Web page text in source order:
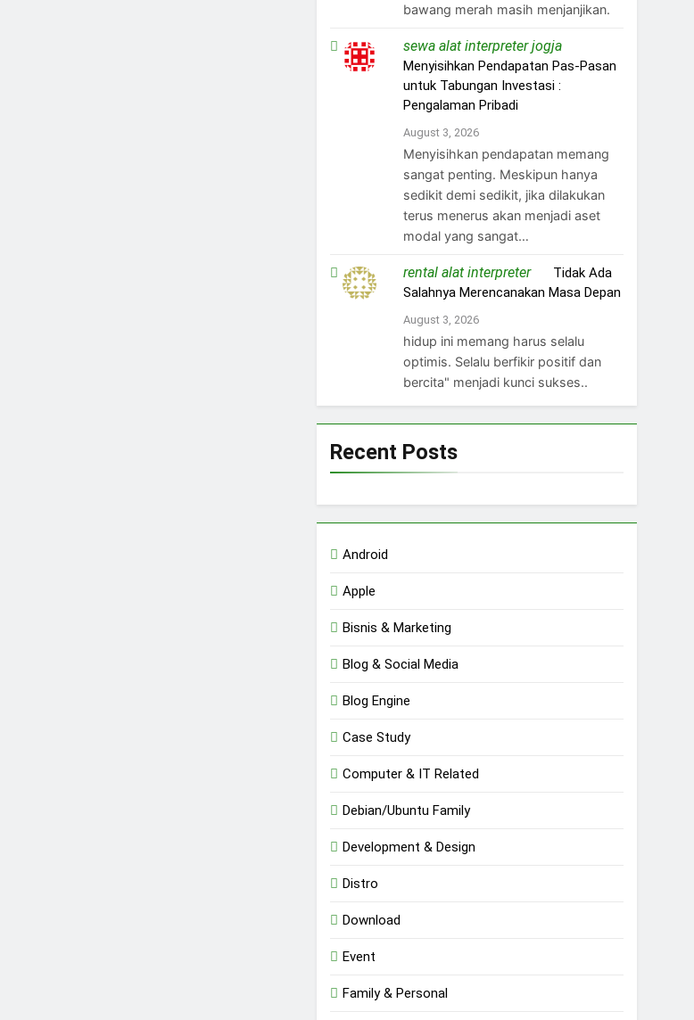
bawang merah masih menjanjikan.
sewa alat interpreter jogjaon
Menyisihkan Pendapatan Pas-Pasan
untuk Tabungan Investasi :
Pengalaman Pribadi
August 3, 2026
Menyisihkan pendapatan memang
sangat penting. Meskipun hanya
sedikit demi sedikit, jika dilakukan
terus menerus akan menjadi aset
modal yang sangat…
rental alat interpreteron Tidak Ada
Salahnya Merencanakan Masa Depan
August 3, 2026
hidup ini memang harus selalu
optimis. Selalu berfikir positif dan
bercita" menjadi kunci sukses..
Recent Posts
Android
Apple
Bisnis & Marketing
Blog & Social Media
Blog Engine
Case Study
Computer & IT Related
Debian/Ubuntu Family
Development & Design
Distro
Download
Event
Family & Personal